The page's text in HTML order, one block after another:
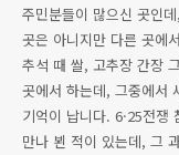
주민분들이 많으신 곳인
곳은 아니지만 다른 곳에
추석 때 쌀, 고추장 간장
곳에서 하는데, 그중에서
기억이 납니다. 6·25전쟁
만나 뵌 적이 있는데, 그